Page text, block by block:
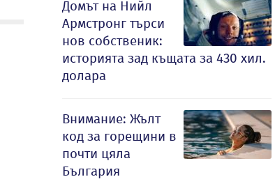
Домът на Нийл
Армстронг търси
нов собственик:
историята зад къщата за 430 хил.
долара
Внимание: Жълт
код за горещини в
почти цяла
България